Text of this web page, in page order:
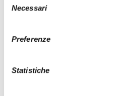
delNecessari
Preferenze
Statistiche
INVIA LA FOTO DI